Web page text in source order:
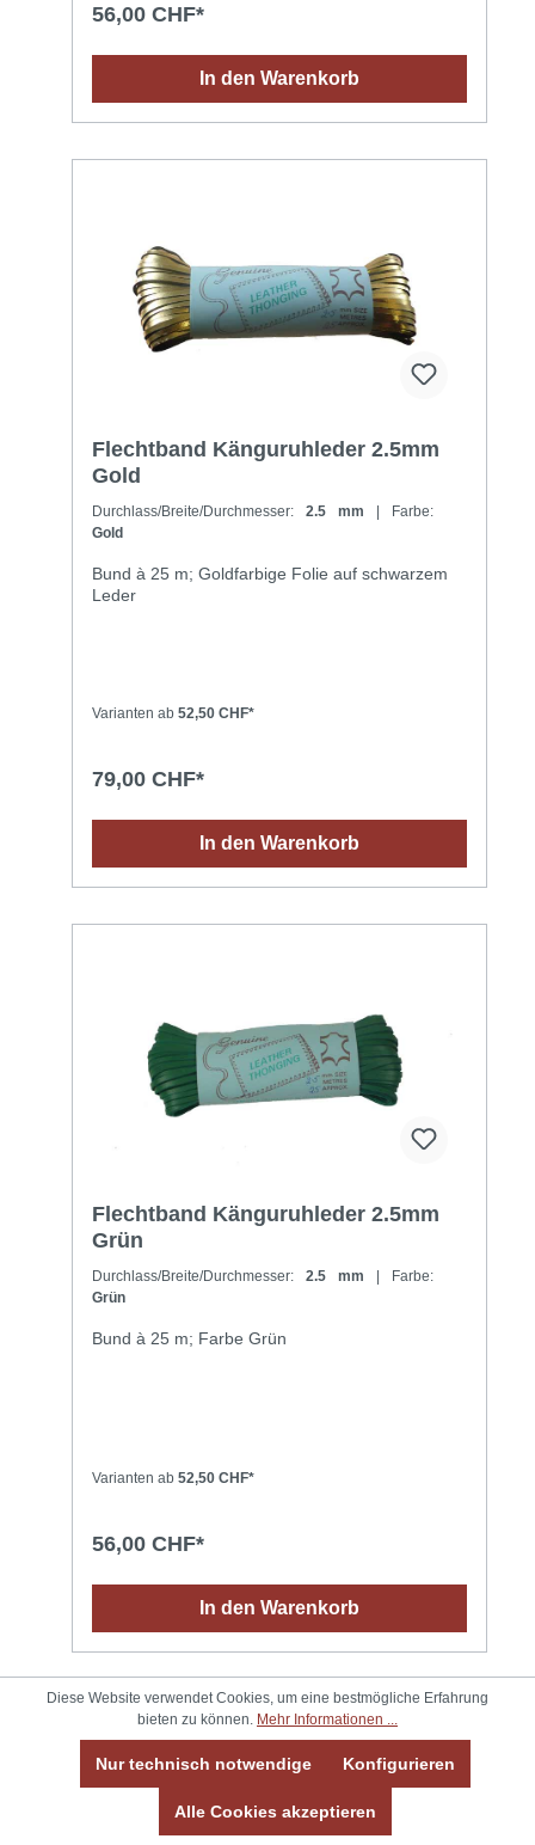
56,00 CHF*
In den Warenkorb
Flechtband Känguruhleder 2.5mm
Gold
Durchlass/Breite/Durchmesser: 2.5 mm
| Farbe:
Gold
Bund à 25 m; Goldfarbige Folie auf schwarzem
Leder
Varianten ab 52,50 CHF*
79,00 CHF*
In den Warenkorb
Flechtband Känguruhleder 2.5mm
Grün
Durchlass/Breite/Durchmesser: 2.5 mm
| Farbe:
Grün
Bund à 25 m; Farbe Grün
Varianten ab 52,50 CHF*
56,00 CHF*
In den Warenkorb
Diese Website verwendet Cookies, um eine bestmögliche Erfahrung
bieten zu können. Mehr Informationen ...
Nur technisch notwendige Konfigurieren
Alle Cookies akzeptieren